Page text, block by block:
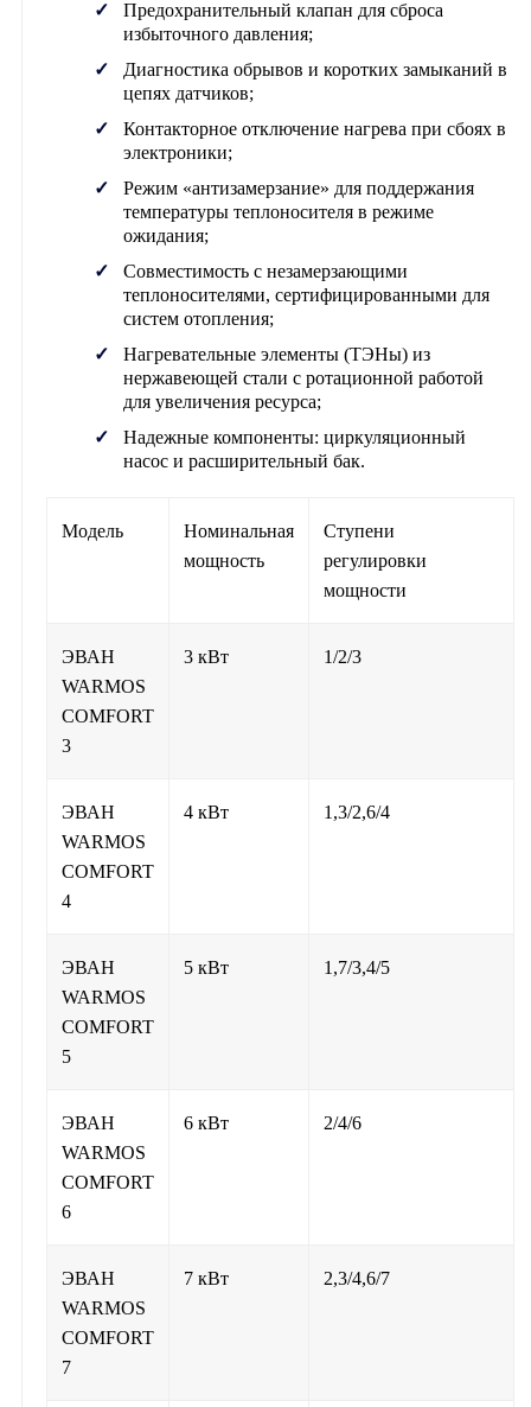
Предохранительный клапан для сброса
избыточного давления;
Диагностика обрывов и коротких замыканий в
цепях датчиков;
Контакторное отключение нагрева при сбоях в
электроники;
Режим «антизамерзание» для поддержания
температуры теплоносителя в режиме
ожидания;
Совместимость с незамерзающими
теплоносителями, сертифицированными для
систем отопления;
Нагревательные элементы (ТЭНы) из
нержавеющей стали с ротационной работой
для увеличения ресурса;
Надежные компоненты: циркуляционный
насос и расширительный бак.
Модель
Номинальная
мощность
Ступени
регулировки
мощности
ЭВАН
WARMOS
COMFORT
3
3 кВт 1/2/3
ЭВАН
WARMOS
COMFORT
4
4 кВт 1,3/2,6/4
ЭВАН
WARMOS
COMFORT
5
5 кВт 1,7/3,4/5
ЭВАН
WARMOS
COMFORT
6
6 кВт 2/4/6
ЭВАН
WARMOS
COMFORT
7
7 кВт 2,3/4,6/7